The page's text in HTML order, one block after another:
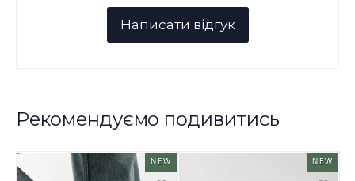
Рекомендуємо подивитись
NEW NEW